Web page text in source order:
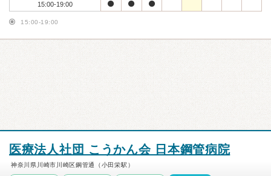
15:00-19:00
15:00-19:00
医療法人社団 こうかん会 日本鋼管病院
神奈川県川崎市川崎区鋼管通（小田栄駅）